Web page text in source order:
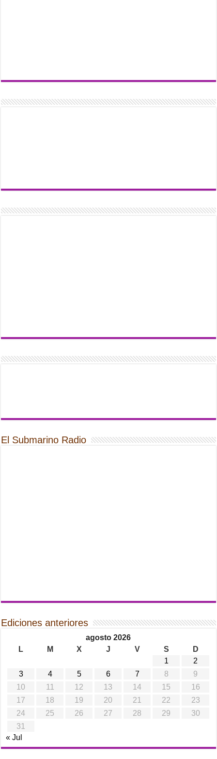
El Submarino Radio
Ediciones anteriores
agosto 2026
L
M X J V S
D
1
2
3
4 5 6 7 8
9
10
11 12 13 14 15
16
17
18 19 20 21 22
23
24
25 26 27 28 29
30
31
« Jul